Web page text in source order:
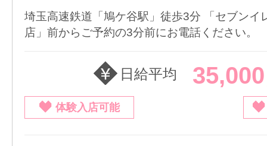
埼玉高速鉄道「鳩ケ谷駅」徒歩3分 「セブンイ
店」前からご予約の3分前にお電話ください。
日給平均
体験入店可能